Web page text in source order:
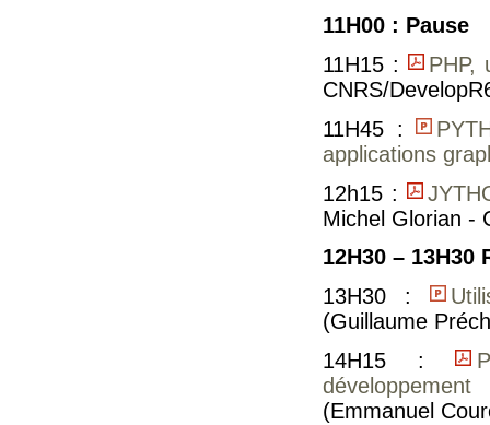
11H00 : Pause
11H15 :
PHP,
CNRS/
11H45 :
applications
12h15 :
Michel Glorian -
12H30 – 13H30
13H30 :
(Guillaume
14H15 :
(Emmanuel